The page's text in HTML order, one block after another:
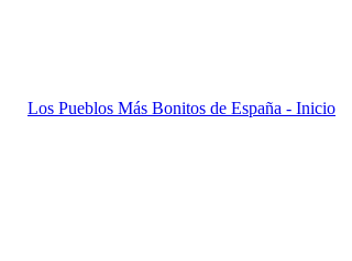
Los Pueblos Más Bonitos de España - Inicio